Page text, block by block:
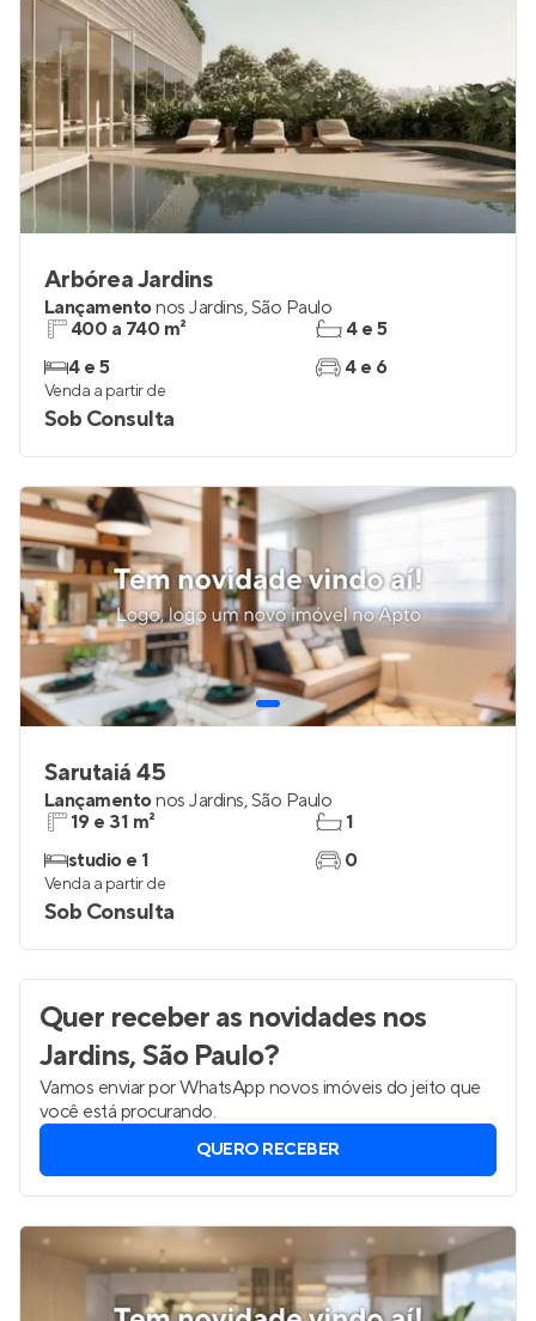
Arbórea Jardins
Lançamentonos Jardins,São Paulo
400 a 740 m²
4 e 5
4 e 5
4 e 6
Venda a partir de
Sob Consulta
Sarutaiá 45
Lançamentonos Jardins,São Paulo
19 e 31 m²
studio e 1
1
0
Venda a partir de
Sob Consulta
Quer receber as novidades nos
Jardins, São Paulo?
Vamos enviar por WhatsApp novos imóveis do jeito que
você está procurando.
QUERO RECEBER